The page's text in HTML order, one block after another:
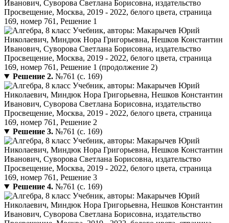
Решение 2.№761 (с. 169)
Решение 3.№761 (с. 169)
Решение 4.№761 (с. 169)